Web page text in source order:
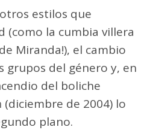
estilos que
(como la cumbia villera
Miranda!), el cambio
grupos del género y, en
del boliche
de 2004) lo
plano.